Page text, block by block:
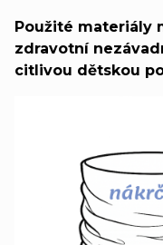
Použité materiály
zdravotní
citlivou dětskou